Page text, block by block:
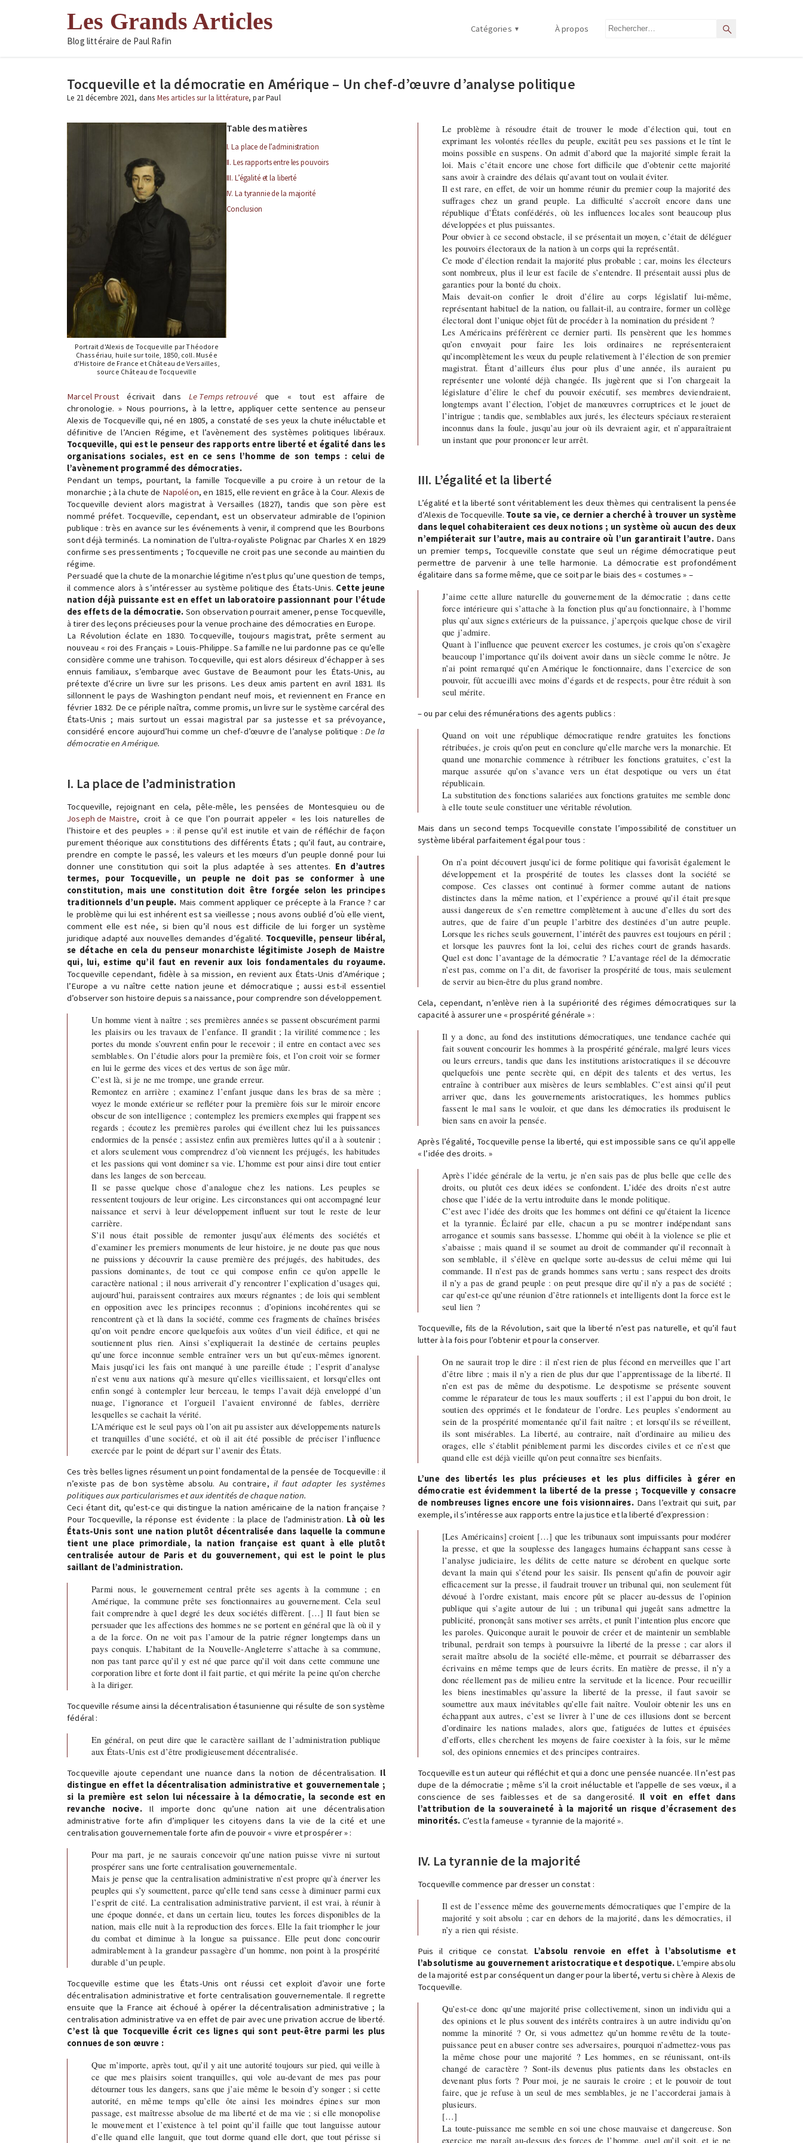
Les Grands Articles
Blog littéraire de Paul Rafin
Catégories
Mes articles politiques
À propos Rechercher Rechercher
Tocqueville et la démocratie en Amérique – Un chef-d’œuvre d’analyse politique
Le 21 décembre 2021, dans Mes articles sur la littérature, par Paul
Portrait d'Alexis de Tocqueville par Théodore
Chassériau, huile sur toile, 1850, coll. Musée
d'Histoire de France et Château de Versailles,
source Château de Tocqueville
Table des matières
I. La place de l’administration
II. Les rapports entre les pouvoirs
III. L’égalité et la liberté
IV. La tyrannie de la majorité
Conclusion
Marcel Proust écrivait dans Le Temps retrouvéque « tout est affaire de
chronologie. » Nous pourrions, à la lettre, appliquer cette sentence au penseur
Alexis de Tocqueville qui, né en 1805, a constaté de ses yeux la chute inéluctable et
définitive de l’Ancien Régime, et l’avènement des systèmes politiques libéraux.
Tocqueville, qui est le penseur des rapports entre liberté et égalité dans les
organisations sociales, est en ce sens l’homme de son temps : celui de
l’avènement programmé des démocraties.
Pendant un temps, pourtant, la famille Tocqueville a pu croire à un retour de la
monarchie ; à la chute de Napoléon, en 1815, elle revient en grâce à la Cour. Alexis de
Tocqueville devient alors magistrat à Versailles (1827), tandis que son père est
nommé préfet. Tocqueville, cependant, est un observateur admirable de l’opinion
publique : très en avance sur les événements à venir, il comprend que les Bourbons
sont déjà terminés. La nomination de l’ultra-royaliste Polignac par Charles X en 1829
confirme ses pressentiments ; Tocqueville ne croit pas une seconde au maintien du
régime.
Persuadé que la chute de la monarchie légitime n’est plus qu’une question de temps,
il commence alors à s’intéresser au système politique des États-Unis. Cette jeune
nation déjà puissante est en effet un laboratoire passionnant pour l’étude
des effets de la démocratie.Son observation pourrait amener, pense Tocqueville,
à tirer des leçons précieuses pour la venue prochaine des démocraties en Europe.
La Révolution éclate en 1830. Tocqueville, toujours magistrat, prête serment au
nouveau « roi des Français » Louis-Philippe. Sa famille ne lui pardonne pas ce qu’elle
considère comme une trahison. Tocqueville, qui est alors désireux d’échapper à ses
ennuis familiaux, s’embarque avec Gustave de Beaumont pour les États-Unis, au
prétexte d’écrire un livre sur les prisons. Les deux amis partent en avril 1831. Ils
sillonnent le pays de Washington pendant neuf mois, et reviennent en France en
février 1832. De ce périple naîtra, comme promis, un livre sur le système carcéral des
États-Unis ; mais surtout un essai magistral par sa justesse et sa prévoyance,
considéré encore aujourd’hui comme un chef-d’œuvre de l’analyse politique :De la
démocratie en Amérique.
I. La place de l’administration
Joseph de Maistre, croit à ce que l’on pourrait appeler « les lois naturelles de
l’histoire et des peuples » : il pense qu’il est inutile et vain de réfléchir de façon
purement théorique aux constitutions des différents États ; qu’il faut, au contraire,
prendre en compte le passé, les valeurs et les mœurs d’un peuple donné pour lui
donner une constitution qui soit la plus adaptée à ses attentes. En d’autres
termes, pour Tocqueville, un peuple ne doit pas se conformer à une
constitution, mais une constitution doit être forgée selon les principes
traditionnels d’un peuple. Mais comment appliquer ce précepte à la France ? car
le problème qui lui est inhérent est sa vieillesse ; nous avons oublié d’où elle vient,
comment elle est née, si bien qu’il nous est difficile de lui forger un système
juridique adapté aux nouvelles demandes d’égalité. Tocqueville, penseur libéral,
se détache en cela du penseur monarchiste légitimiste Joseph de Maistre
qui, lui, estime qu’il faut en revenir aux lois fondamentales du royaume.
Tocqueville cependant, fidèle à sa mission, en revient aux États-Unis d’Amérique ;
l’Europe a vu naître cette nation jeune et démocratique ; aussi est-il essentiel
d’observer son histoire depuis sa naissance, pour comprendre son développement.
Un homme vient à naître ; ses premières années se passent obscurément parmi
les plaisirs ou les travaux de l’enfance. Il grandit ; la virilité commence ; les
portes du monde s’ouvrent enfin pour le recevoir ; il entre en contact avec ses
semblables. On l’étudie alors pour la première fois, et l’on croit voir se former
en lui le germe des vices et des vertus de son âge mûr.
C’est là, si je ne me trompe, une grande erreur.
Remontez en arrière ; examinez l’enfant jusque dans les bras de sa mère ;
voyez le monde extérieur se refléter pour la première fois sur le miroir encore
obscur de son intelligence ; contemplez les premiers exemples qui frappent ses
regards ; écoutez les premières paroles qui éveillent chez lui les puissances
endormies de la pensée ; assistez enfin aux premières luttes qu’il a à soutenir ;
et alors seulement vous comprendrez d’où viennent les préjugés, les habitudes
et les passions qui vont dominer sa vie. L’homme est pour ainsi dire tout entier
dans les langes de son berceau.
Il se passe quelque chose d’analogue chez les nations. Les peuples se
ressentent toujours de leur origine. Les circonstances qui ont accompagné leur
naissance et servi à leur développement influent sur tout le reste de leur
carrière.
S’il nous était possible de remonter jusqu’aux éléments des sociétés et
d’examiner les premiers monuments de leur histoire, je ne doute pas que nous
ne puissions y découvrir la cause première des préjugés, des habitudes, des
passions dominantes, de tout ce qui compose enfin ce qu’on appelle le
caractère national ; il nous arriverait d’y rencontrer l’explication d’usages qui,
aujourd’hui, paraissent contraires aux mœurs régnantes ; de lois qui semblent
en opposition avec les principes reconnus ; d’opinions incohérentes qui se
rencontrent çà et là dans la société, comme ces fragments de chaînes brisées
qu’on voit pendre encore quelquefois aux voûtes d’un vieil édifice, et qui ne
soutiennent plus rien. Ainsi s’expliquerait la destinée de certains peuples
qu’une force inconnue semble entraîner vers un but qu’eux-mêmes ignorent.
Mais jusqu’ici les fais ont manqué à une pareille étude ; l’esprit d’analyse
n’est venu aux nations qu’à mesure qu’elles vieillissaient, et lorsqu’elles ont
enfin songé à contempler leur berceau, le temps l’avait déjà enveloppé d’un
nuage, l’ignorance et l’orgueil l’avaient environné de fables, derrière
lesquelles se cachait la vérité.
L’Amérique est le seul pays où l’on ait pu assister aux développements naturels
et tranquilles d’une société, et où il ait été possible de préciser l’influence
exercée par le point de départ sur l’avenir des États.
Ces très belles lignes résument un point fondamental de la pensée de Tocqueville : il
n’existe pas de bon système absolu. Au contraire, il faut adapter les systèmes
politiques aux particularismes et aux identités de chaque nation.
Ceci étant dit, qu’est-ce qui distingue la nation américaine de la nation française ?
Pour Tocqueville, la réponse est évidente : la place de l’administration. Là où les
États-Unis sont une nation plutôt décentralisée dans laquelle la commune
tient une place primordiale, la nation française est quant à elle plutôt
centralisée autour de Paris et du gouvernement, qui est le point le plus
saillant de l’administration.
Parmi nous, le gouvernement central prête ses agents à la commune ; en
Amérique, la commune prête ses fonctionnaires au gouvernement. Cela seul
fait comprendre à quel degré les deux sociétés diffèrent. […] Il faut bien se
persuader que les affections des hommes ne se portent en général que là où il y
a de la force. On ne voit pas l’amour de la patrie régner longtemps dans un
pays conquis. L’habitant de la Nouvelle-Angleterre s’attache à sa commune,
non pas tant parce qu’il y est né que parce qu’il voit dans cette commune une
corporation libre et forte dont il fait partie, et qui mérite la peine qu’on cherche
à la diriger.
Tocqueville résume ainsi la décentralisation étasunienne qui résulte de son système
fédéral :
En général, on peut dire que le caractère saillant de l’administration publique
aux États-Unis est d’être prodigieusement décentralisée.
Tocqueville ajoute cependant une nuance dans la notion de décentralisation. Il
distingue en effet la décentralisation administrative et gouvernementale ;
si la première est selon lui nécessaire à la démocratie, la seconde est en
revanche nocive.Il importe donc qu’une nation ait une décentralisation
administrative forte afin d’impliquer les citoyens dans la vie de la cité et une
centralisation gouvernementale forte afin de pouvoir « vivre et prospérer » :
Pour ma part, je ne saurais concevoir qu’une nation puisse vivre ni surtout
prospérer sans une forte centralisation gouvernementale.
Mais je pense que la centralisation administrative n’est propre qu’à énerver les
peuples qui s’y soumettent, parce qu’elle tend sans cesse à diminuer parmi eux
l’esprit de cité. La centralisation administrative parvient, il est vrai, à réunir à
une époque donnée, et dans un certain lieu, toutes les forces disponibles de la
nation, mais elle nuit à la reproduction des forces. Elle la fait triompher le jour
du combat et diminue à la longue sa puissance. Elle peut donc concourir
admirablement à la grandeur passagère d’un homme, non point à la prospérité
durable d’un peuple.
Tocqueville estime que les États-Unis ont réussi cet exploit d’avoir une forte
décentralisation administrative et forte centralisation gouvernementale. Il regrette
ensuite que la France ait échoué à opérer la décentralisation administrative ; la
centralisation administrative va en effet de pair avec une privation accrue de liberté.
C’est là que Tocqueville écrit ces lignes qui sont peut-être parmi les plus
connues de son œuvre :
Que m’importe, après tout, qu’il y ait une autorité toujours sur pied, qui veille à
ce que mes plaisirs soient tranquilles, qui vole au-devant de mes pas pour
détourner tous les dangers, sans que j’aie même le besoin d’y songer ; si cette
autorité, en même temps qu’elle ôte ainsi les moindres épines sur mon
passage, est maîtresse absolue de ma liberté et de ma vie ; si elle monopolise
le mouvement et l’existence à tel point qu’il faille que tout languisse autour
d’elle quand elle languit, que tout dorme quand elle dort, que tout périsse si
Le problème à résoudre était de trouver le mode d’élection qui, tout en
exprimant les volontés réelles du peuple, excitât peu ses passions et le tînt le
moins possible en suspens. On admit d’abord que la majorité simple ferait la
loi. Mais c’était encore une chose fort difficile que d’obtenir cette majorité
sans avoir à craindre des délais qu’avant tout on voulait éviter.
Il est rare, en effet, de voir un homme réunir du premier coup la majorité des
suffrages chez un grand peuple. La difficulté s’accroît encore dans une
république d’États confédérés, où les influences locales sont beaucoup plus
développées et plus puissantes.
Pour obvier à ce second obstacle, il se présentait un moyen, c’était de déléguer
les pouvoirs électoraux de la nation à un corps qui la représentât.
Ce mode d’élection rendait la majorité plus probable ; car, moins les électeurs
sont nombreux, plus il leur est facile de s’entendre. Il présentait aussi plus de
garanties pour la bonté du choix.
Mais devait-on confier le droit d’élire au corps législatif lui-même,
représentant habituel de la nation, ou fallait-il, au contraire, former un collège
électoral dont l’unique objet fût de procéder à la nomination du président ?
Les Américains préférèrent ce dernier parti. Ils pensèrent que les hommes
qu’on envoyait pour faire les lois ordinaires ne représenteraient
qu’incomplètement les vœux du peuple relativement à l’élection de son premier
magistrat. Étant d’ailleurs élus pour plus d’une année, ils auraient pu
représenter une volonté déjà changée. Ils jugèrent que si l’on chargeait la
législature d’élire le chef du pouvoir exécutif, ses membres deviendraient,
longtemps avant l’élection, l’objet de manœuvres corruptrices et le jouet de
l’intrigue ; tandis que, semblables aux jurés, les électeurs spéciaux resteraient
inconnus dans la foule, jusqu’au jour où ils devraient agir, et n’apparaîtraient
un instant que pour prononcer leur arrêt.
III. L’égalité et la liberté
L’égalité et la liberté sont véritablement les deux thèmes qui centralisent la pensée
d’Alexis de Tocqueville. Toute sa vie, ce dernier a cherché à trouver un système
dans lequel cohabiteraient ces deux notions ; un système où aucun des deux
n’empiéterait sur l’autre, mais au contraire où l’un garantirait l’autre.Dans
un premier temps, Tocqueville constate que seul un régime démocratique peut
permettre de parvenir à une telle harmonie. La démocratie est profondément
égalitaire dans sa forme même, que ce soit par le biais des « costumes » –
J’aime cette allure naturelle du gouvernement de la démocratie ; dans cette
force intérieure qui s’attache à la fonction plus qu’au fonctionnaire, à l’homme
plus qu’aux signes extérieurs de la puissance, j’aperçois quelque chose de viril
que j’admire.
Quant à l’influence que peuvent exercer les costumes, je crois qu’on s’exagère
beaucoup l’importance qu’ils doivent avoir dans un siècle comme le nôtre. Je
n’ai point remarqué qu’en Amérique le fonctionnaire, dans l’exercice de son
pouvoir, fût accueilli avec moins d’égards et de respects, pour être réduit à son
seul mérite.
– ou par celui des rémunérations des agents publics :
Quand on voit une république démocratique rendre gratuites les fonctions
rétribuées, je crois qu’on peut en conclure qu’elle marche vers la monarchie. Et
quand une monarchie commence à rétribuer les fonctions gratuites, c’est la
marque assurée qu’on s’avance vers un état despotique ou vers un état
républicain.
La substitution des fonctions salariées aux fonctions gratuites me semble donc
à elle toute seule constituer une véritable révolution.
Mais dans un second temps Tocqueville constate l’impossibilité de constituer un
système libéral parfaitement égal pour tous :
On n’a point découvert jusqu’ici de forme politique qui favorisât également le
développement et la prospérité de toutes les classes dont la société se
compose. Ces classes ont continué à former comme autant de nations
distinctes dans la même nation, et l’expérience a prouvé qu’il était presque
aussi dangereux de s’en remettre complètement à aucune d’elles du sort des
autres, que de faire d’un peuple l’arbitre des destinées d’un autre peuple.
Lorsque les riches seuls gouvernent, l’intérêt des pauvres est toujours en péril ;
et lorsque les pauvres font la loi, celui des riches court de grands hasards.
Quel est donc l’avantage de la démocratie ? L’avantage réel de la démocratie
n’est pas, comme on l’a dit, de favoriser la prospérité de tous, mais seulement
de servir au bien-être du plus grand nombre.
Cela, cependant, n’enlève rien à la supériorité des régimes démocratiques sur la
capacité à assurer une « prospérité générale » :
Il y a donc, au fond des institutions démocratiques, une tendance cachée qui
fait souvent concourir les hommes à la prospérité générale, malgré leurs vices
ou leurs erreurs, tandis que dans les institutions aristocratiques il se découvre
quelquefois une pente secrète qui, en dépit des talents et des vertus, les
entraîne à contribuer aux misères de leurs semblables. C’est ainsi qu’il peut
arriver que, dans les gouvernements aristocratiques, les hommes publics
fassent le mal sans le vouloir, et que dans les démocraties ils produisent le
bien sans en avoir la pensée.
Après l’égalité, Tocqueville pense la liberté, qui est impossible sans ce qu’il appelle
« l’idée des droits. »
Après l’idée générale de la vertu, je n’en sais pas de plus belle que celle des
droits, ou plutôt ces deux idées se confondent. L’idée des droits n’est autre
chose que l’idée de la vertu introduite dans le monde politique.
C’est avec l’idée des droits que les hommes ont défini ce qu’étaient la licence
et la tyrannie. Éclairé par elle, chacun a pu se montrer indépendant sans
arrogance et soumis sans bassesse. L’homme qui obéit à la violence se plie et
s’abaisse ; mais quand il se soumet au droit de commander qu’il reconnaît à
son semblable, il s’élève en quelque sorte au-dessus de celui même qui lui
commande. Il n’est pas de grands hommes sans vertu ; sans respect des droits
il n’y a pas de grand peuple : on peut presque dire qu’il n’y a pas de société ;
car qu’est-ce qu’une réunion d’être rationnels et intelligents dont la force est le
seul lien ?
Tocqueville, fils de la Révolution, sait que la liberté n’est pas naturelle, et qu’il faut
lutter à la fois pour l’obtenir et pour la conserver.
On ne saurait trop le dire : il n’est rien de plus fécond en merveilles que l’art
d’être libre ; mais il n’y a rien de plus dur que l’apprentissage de la liberté. Il
n’en est pas de même du despotisme. Le despotisme se présente souvent
comme le réparateur de tous les maux soufferts ; il est l’appui du bon droit, le
soutien des opprimés et le fondateur de l’ordre. Les peuples s’endorment au
sein de la prospérité momentanée qu’il fait naître ; et lorsqu’ils se réveillent,
ils sont misérables. La liberté, au contraire, naît d’ordinaire au milieu des
orages, elle s’établit péniblement parmi les discordes civiles et ce n’est que
quand elle est déjà vieille qu’on peut connaître ses bienfaits.
L’une des libertés les plus précieuses et les plus difficiles à gérer en
démocratie est évidemment la liberté de la presse ; Tocqueville y consacre
de nombreuses lignes encore une fois visionnaires.Dans l’extrait qui suit, par
exemple, il s’intéresse aux rapports entre la justice et la liberté d’expression :
[Les Américains] croient […] que les tribunaux sont impuissants pour modérer
la presse, et que la souplesse des langages humains échappant sans cesse à
l’analyse judiciaire, les délits de cette nature se dérobent en quelque sorte
devant la main qui s’étend pour les saisir. Ils pensent qu’afin de pouvoir agir
efficacement sur la presse, il faudrait trouver un tribunal qui, non seulement fût
dévoué à l’ordre existant, mais encore pût se placer au-dessus de l’opinion
publique qui s’agite autour de lui ; un tribunal qui jugeât sans admettre la
publicité, prononçât sans motiver ses arrêts, et punît l’intention plus encore que
les paroles. Quiconque aurait le pouvoir de créer et de maintenir un semblable
tribunal, perdrait son temps à poursuivre la liberté de la presse ; car alors il
serait maître absolu de la société elle-même, et pourrait se débarrasser des
écrivains en même temps que de leurs écrits. En matière de presse, il n’y a
donc réellement pas de milieu entre la servitude et la licence. Pour recueillir
les biens inestimables qu’assure la liberté de la presse, il faut savoir se
soumettre aux maux inévitables qu’elle fait naître. Vouloir obtenir les uns en
échappant aux autres, c’est se livrer à l’une de ces illusions dont se bercent
d’ordinaire les nations malades, alors que, fatiguées de luttes et épuisées
d’efforts, elles cherchent les moyens de faire coexister à la fois, sur le même
sol, des opinions ennemies et des principes contraires.
Tocqueville est un auteur qui réfléchit et qui a donc une pensée nuancée. Il n’est pas
dupe de la démocratie ; même s’il la croit inéluctable et l’appelle de ses vœux, il a
conscience de ses faiblesses et de sa dangerosité. Il voit en effet dans
l’attribution de la souveraineté à la majorité un risque d’écrasement des
minorités. C’est la fameuse « tyrannie de la majorité ».
IV. La tyrannie de la majorité
Tocqueville commence par dresser un constat :
Il est de l’essence même des gouvernements démocratiques que l’empire de la
majorité y soit absolu ; car en dehors de la majorité, dans les démocraties, il
n’y a rien qui résiste.
Puis il critique ce constat. L’absolu renvoie en effet à l’absolutisme et
l’absolutisme au gouvernement aristocratique et despotique. L’empire absolu
de la majorité est par conséquent un danger pour la liberté, vertu si chère à Alexis de
Tocqueville.
Qu’est-ce donc qu’une majorité prise collectivement, sinon un individu qui a
des opinions et le plus souvent des intérêts contraires à un autre individu qu’on
nomme la minorité ? Or, si vous admettez qu’un homme revêtu de la toute-
puissance peut en abuser contre ses adversaires, pourquoi n’admettez-vous pas
la même chose pour une majorité ? Les hommes, en se réunissant, ont-ils
changé de caractère ? Sont-ils devenus plus patients dans les obstacles en
devenant plus forts ? Pour moi, je ne saurais le croire ; et le pouvoir de tout
faire, que je refuse à un seul de mes semblables, je ne l’accorderai jamais à
plusieurs.
[…]
La toute-puissance me semble en soi une chose mauvaise et dangereuse. Son
exercice me paraît au-dessus des forces de l’homme, quel qu’il soit, et je ne